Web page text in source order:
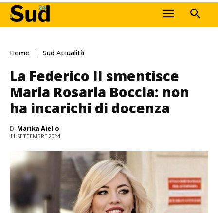
Home Sud Attualità
La Federico II smentisce
Maria Rosaria Boccia: non
ha incarichi di docenza
Di Marika Aiello
11 SETTEMBRE 2024